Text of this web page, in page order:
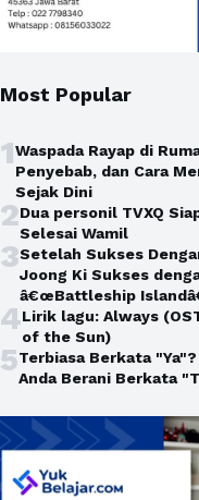
Most Popular
1Waspada Rayap di
Penyebab, dan Cara
Sejak Dini
2Dua personil TVXQ
Selesai Wamil
3Setelah Sukses
Joong Ki Sukses
â€œBattleship
4Lirik lagu: Always
of the Sun)
5Terbiasa Berkata
Anda Berani Berkata